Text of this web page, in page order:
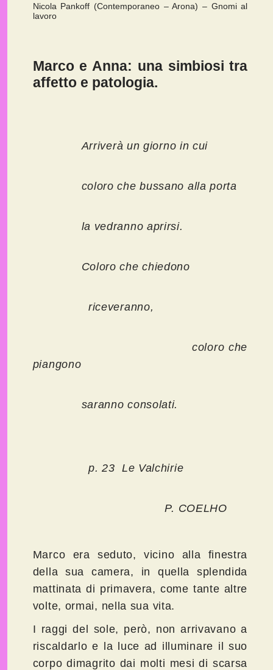
Nicola Pankoff (Contemporaneo – Arona) – Gnomi al
lavoro
Marco e Anna: una simbiosi tra
affetto e patologia.
Arriverà un giorno in cui
coloro che bussano alla porta
la vedranno aprirsi.
Coloro che chiedono
riceveranno,
coloro che
piangono
saranno consolati.
p. 23 Le Valchirie
P. COELHO
Marco era seduto, vicino alla finestra
della sua camera, in quella splendida
mattinata di primavera, come tante altre
volte, ormai, nella sua vita.
I raggi del sole, però, non arrivavano a
riscaldarlo e la luce ad illuminare il suo
corpo dimagrito dai molti mesi di scarsa